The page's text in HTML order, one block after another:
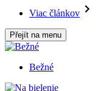
Viac článkov
Přejít na menu
Bežné